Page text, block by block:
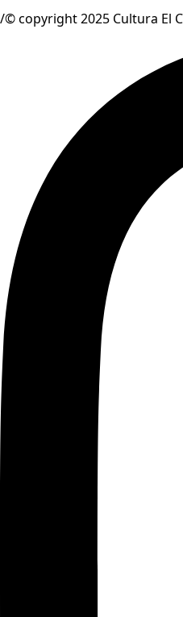
/© copyright 2025 Cultura El